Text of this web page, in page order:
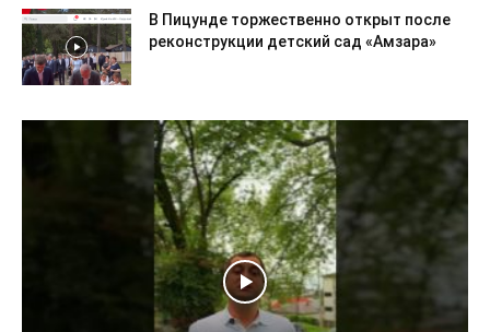
В Пицунде торжественно открыт после
реконструкции детский сад «Амзара»